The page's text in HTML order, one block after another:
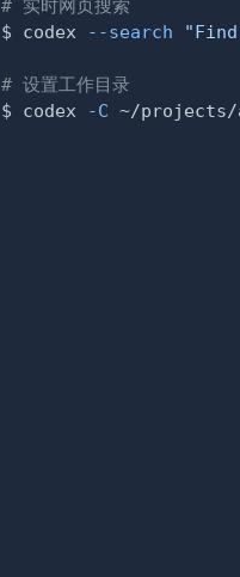
# 实时网页搜索
$ codex
--search
# 设置工作目录
$ codex
-C ~/